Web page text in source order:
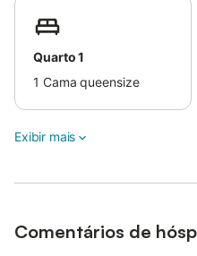
Quarto 1
1 Cama queensize
Exibir mais
Comentários de